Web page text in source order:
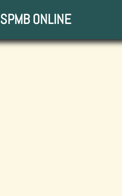
SPMB ONLINE